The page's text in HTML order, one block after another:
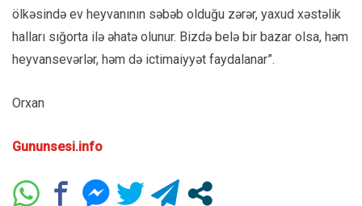
ölkəsində ev heyvanının səbəb olduğu zərər, yaxud xəstəlik
halları sığorta ilə əhatə olunur. Bizdə belə bir bazar olsa, həm
heyvansevərlər, həm də ictimaiyyət faydalanar”.
Orxan
Gununsesi.info